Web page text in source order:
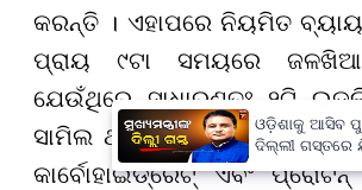
କରନ୍ତି । ଏହାପରେ ନିୟମିତ
ପ୍ରାୟ ୯ଟା ସମୟରେ
ଯେଉଁଥିରେ ସାଧାରଣତଃ ୨ଟି
ସାମିଲ ଥାଏ । ଏହା ତାଙ୍କ
କାର୍ବୋହାଇଡ୍ରେଟ୍ ଏବଂ
ଓଡ଼ିଶାକୁ ଆସିବ
ଦିଲ୍ଲୀ ଗସ୍ତରେ
ମୁଖ୍ୟମନ୍ତ୍ରୀ